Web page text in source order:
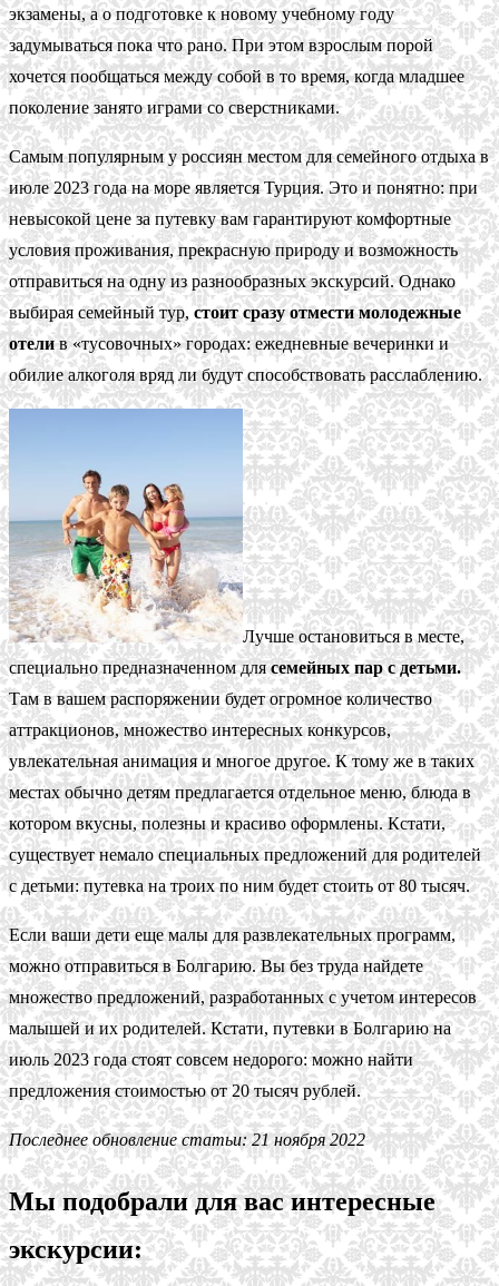
экзамены, а о подготовке к новому учебному году
задумываться пока что рано. При этом взрослым порой
хочется пообщаться между собой в то время, когда младшее
поколение занято играми со сверстниками.
Самым популярным у россиян местом для семейного отдыха в
июле 2023 года на море является Турция. Это и понятно: при
невысокой цене за путевку вам гарантируют комфортные
условия проживания, прекрасную природу и возможность
отправиться на одну из разнообразных экскурсий. Однако
выбирая семейный тур, стоит сразу отмести молодежные
отелив «тусовочных» городах: ежедневные вечеринки и
обилие алкоголя вряд ли будут способствовать расслаблению.
Лучше остановиться в месте,
специально предназначенном длясемейных пар с детьми.
Там в вашем распоряжении будет огромное количество
аттракционов, множество интересных конкурсов,
увлекательная анимация и многое другое. К тому же в таких
местах обычно детям предлагается отдельное меню, блюда в
котором вкусны, полезны и красиво оформлены. Кстати,
существует немало специальных предложений для родителей
с детьми: путевка на троих по ним будет стоить от 80 тысяч.
Если ваши дети еще малы для развлекательных программ,
можно отправиться в Болгарию. Вы без труда найдете
множество предложений, разработанных с учетом интересов
малышей и их родителей. Кстати, путевки в Болгарию на
июль 2023 года стоят совсем недорого: можно найти
предложения стоимостью от 20 тысяч рублей.
Последнее обновление статьи: 21 ноября 2022
Мы подобрали для вас интересные
экскурсии: